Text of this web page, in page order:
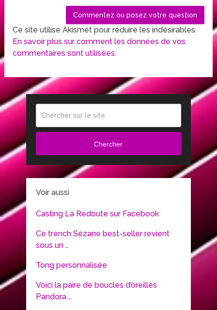
Ce site utilise Akismet pour réduire les indésirables.
En savoir plus sur comment les données de vos
commentaires sont utilisées.
Chercher
Voir aussi
Casting La Redoute sur Facebook
Ce trench Sézane best-seller revient
sous un …
Tong personnalisée
Voici la paire de boucles d’oreilles
Pandora …